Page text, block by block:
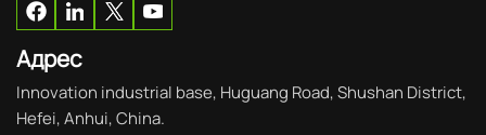
Адрес
Innovation industrial base, Huguang Road, Shushan District,
Hefei, Anhui, China.